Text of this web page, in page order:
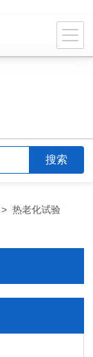
>热老化试验